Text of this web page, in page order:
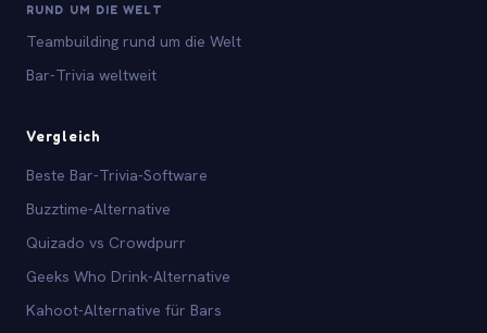
RUND UM DIE WELT
Teambuilding rund um die Welt
Bar-Trivia weltweit
Vergleich
Beste Bar-Trivia-Software
Buzztime-Alternative
Quizado vs Crowdpurr
Geeks Who Drink-Alternative
Kahoot-Alternative für Bars